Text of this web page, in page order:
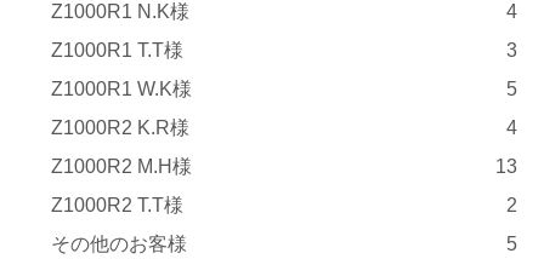
Z1000R1 N.K様
4
Z1000R1 T.T様
3
Z1000R1 W.K様
5
Z1000R2 K.R様
4
Z1000R2 M.H様
13
Z1000R2 T.T様
2
その他のお客様
5